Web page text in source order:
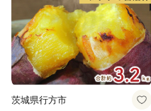
茨城県行方市